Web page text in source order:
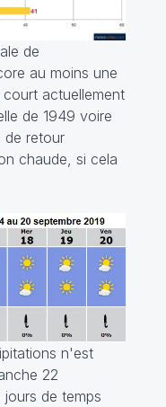
de
au moins une
actuellement
de 1949 voire
de retour
chaude, si cela
n'est
22
de temps